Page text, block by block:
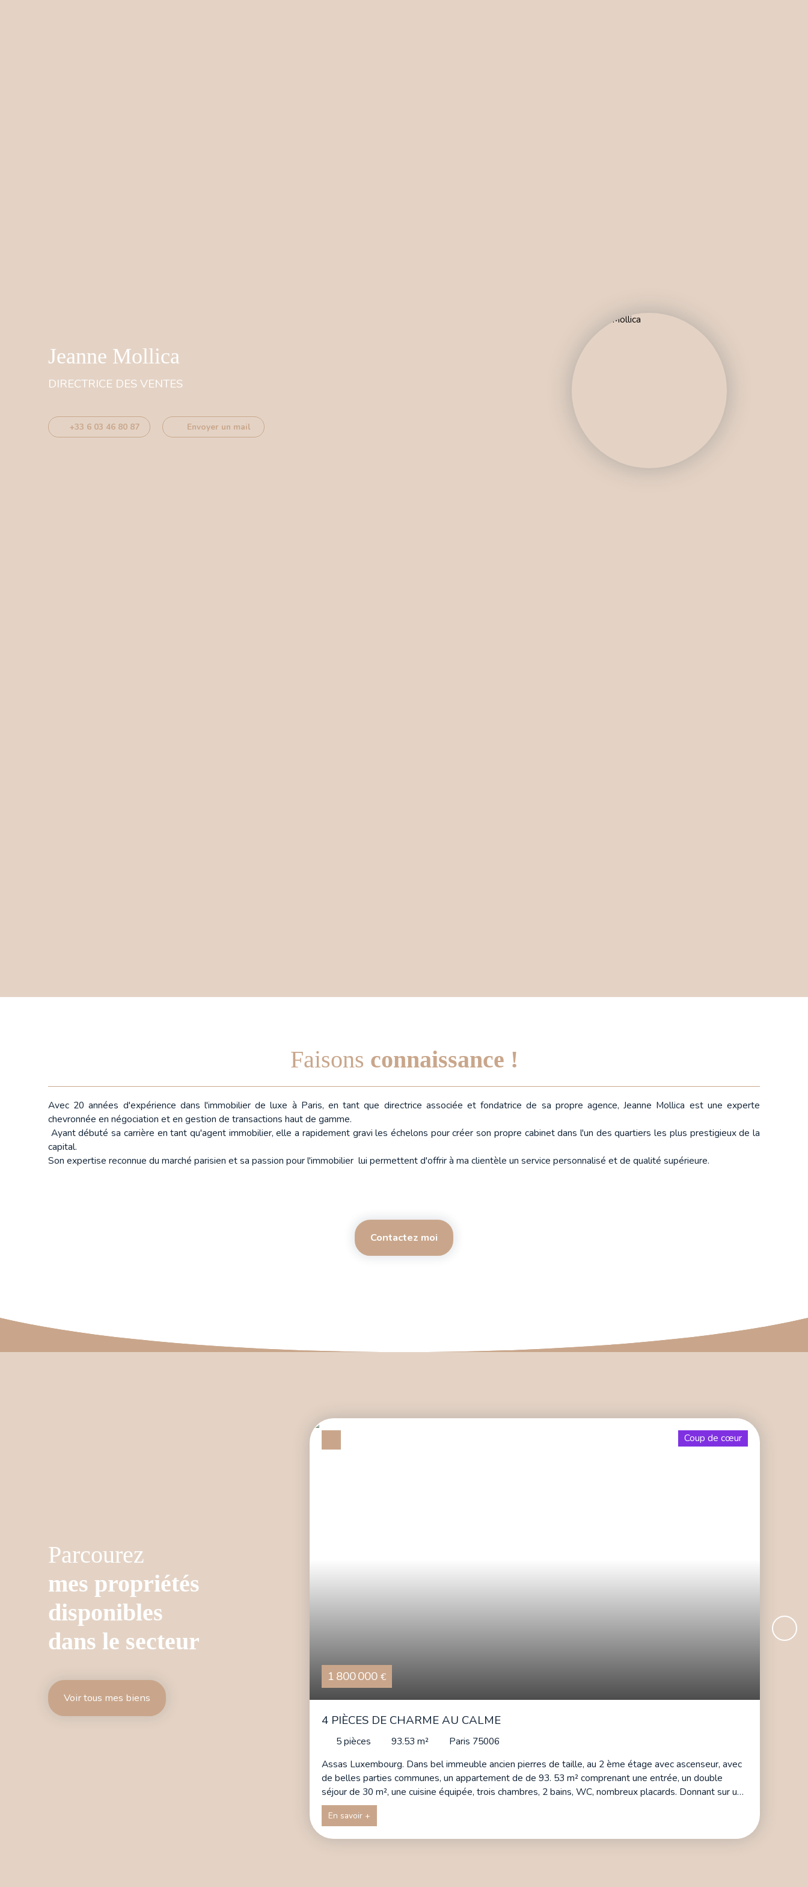
Jeanne Mollica
DIRECTRICE DES VENTES
+33 6 03 46 80 87 Envoyer un mail
Faisons connaissance !
Avec 20 années d'expérience dans l'immobilier de luxe à Paris, en tant que directrice associée et fondatrice de sa propre agence, Jeanne Mollica est une experte
chevronnée en négociation et en gestion de transactions haut de gamme.
Ayant débuté sa carrière en tant qu'agent immobilier, elle a rapidement gravi les échelons pour créer son propre cabinet dans l'un des quartiers les plus prestigieux de la
capital.
Son expertise reconnue du marché parisien et sa passion pour l'immobilier lui permettent d'offrir à ma clientèle un service personnalisé et de qualité supérieure.
Contactez moi
Parcourez
mes propriétés
disponibles
dans le secteur
Voir tous mes biens
1 800 000 €
Coup de cœur
4 PIÈCES DE CHARME AU CALME
5pièces 93.53 m²
Paris 75006
Assas Luxembourg. Dans bel immeuble ancien pierres de taille, au 2 ème étage avec ascenseur, avec
de belles parties communes, un appartement de de 93. 53 m² comprenant une entrée, un double
séjour de 30 m², une cuisine équipée, trois chambres, 2 bains, WC, nombreux placards. Donnant sur une
cour arborée, un bien refait neuf, beaucoup de charme, parquet, boiseries, cheminées. Très bon plan
compact, 3 mètres de hauteur sous plafond, calme, double exposition. Une cave de 15 m² .
En savoir +